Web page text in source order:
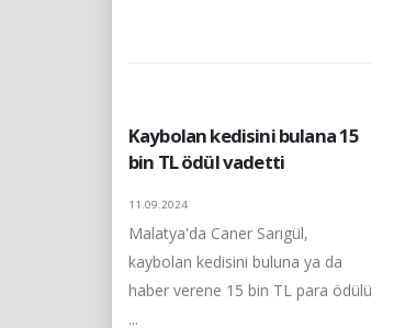
Kaybolan kedisini bulana 15
bin TL ödül vadetti
11.09.2024
Malatya'da Caner Sarıgül,
kaybolan kedisini buluna ya da
haber verene 15 bin TL para ödülü
...